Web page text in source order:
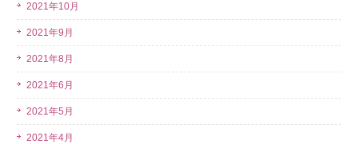
2021年10月
2021年9月
2021年8月
2021年6月
2021年5月
2021年4月